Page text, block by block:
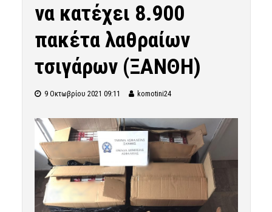
να κατέχει 8.900
πακέτα λαθραίων
τσιγάρων (ΞΑΝΘΗ)
9 Οκτωβρίου 2021 09:11 komotini24